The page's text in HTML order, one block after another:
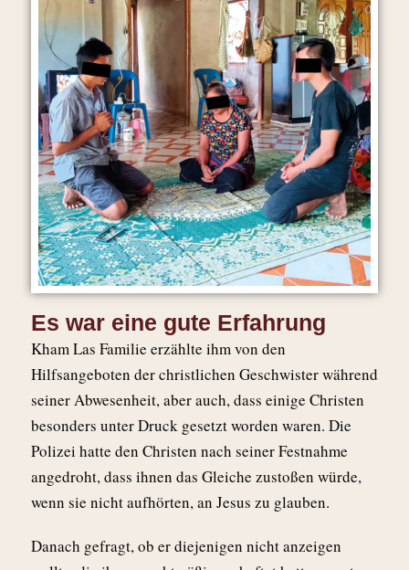
Es war eine gute Erfahrung
Kham Las Familie erzählte ihm von den
Hilfsangeboten der christlichen Geschwister während
seiner Abwesenheit, aber auch, dass einige Christen
besonders unter Druck gesetzt worden waren. Die
Polizei hatte den Christen nach seiner Festnahme
angedroht, dass ihnen das Gleiche zustoßen würde,
wenn sie nicht aufhörten, an Jesus zu glauben.
Danach gefragt, ob er diejenigen nicht anzeigen